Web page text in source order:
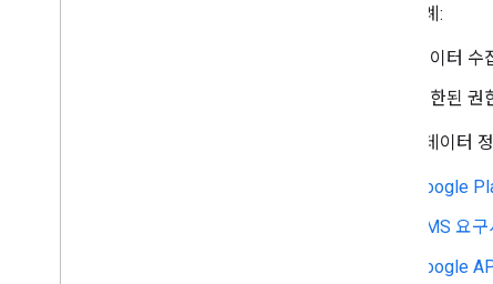
위반 사례:
데이터 수
제한된 권
사용자 데이터
Google
GMS 요
Google